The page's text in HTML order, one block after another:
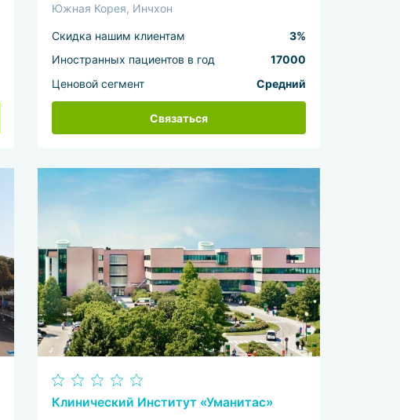
Южная Корея, Инчхон
Скидка нашим клиентам
3%
Иностранных пациентов в год
17000
Ценовой сегмент
Средний
Связаться
Клинический Институт «Уманитас»